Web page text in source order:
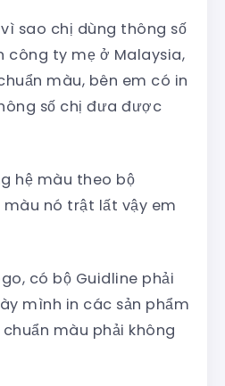
sao chị dùng thông số
công ty mẹ ở Malaysia,
màu, bên em có in
số chị đưa được
hệ màu theo bộ
nó trật lất vậy em
có bộ Guidline phải
mình in các sản phẩm
chuẩn màu phải không